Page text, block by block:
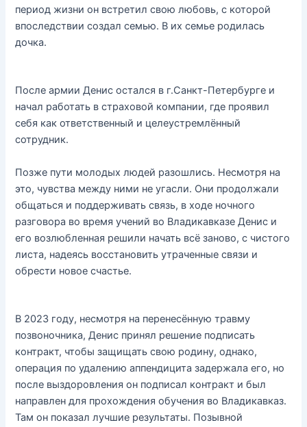
период жизни он встретил свою любовь, с которой
впоследствии создал семью. В их семье родилась
дочка.
После армии Денис остался в г.Санкт-Петербурге и
начал работать в страховой компании, где проявил
себя как ответственный и целеустремлённый
сотрудник.
Позже пути молодых людей разошлись. Несмотря на
это, чувства между ними не угасли. Они продолжали
общаться и поддерживать связь, в ходе ночного
разговора во время учений во Владикавказе Денис и
его возлюбленная решили начать всё заново, с чистого
листа, надеясь восстановить утраченные связи и
обрести новое счастье.
В 2023 году, несмотря на перенесённую травму
позвоночника, Денис принял решение подписать
контракт, чтобы защищать свою родину, однако,
операция по удалению аппендицита задержала его, но
после выздоровления он подписал контракт и был
направлен для прохождения обучения во Владикавказ.
Там он показал лучшие результаты. Позывной